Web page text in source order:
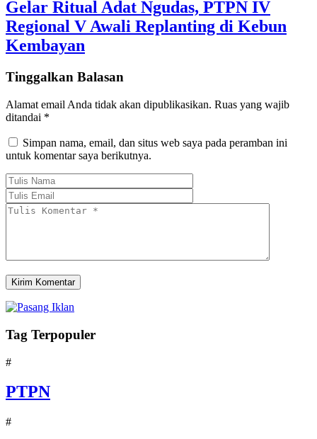
Gelar Ritual Adat Ngudas, PTPN IV
Regional V Awali Replanting di Kebun
Kembayan
Tinggalkan Balasan
Alamat email Anda tidak akan dipublikasikan. Ruas yang wajib
ditandai *
Simpan nama, email, dan situs web saya pada peramban ini
untuk komentar saya berikutnya.
Tag Terpopuler
#
PTPN
#